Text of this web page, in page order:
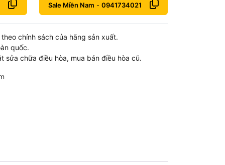
Sale Miền Nam -0941734021
chính sách của hãng sản xuất.
quốc.
sửa chữa điều hòa, mua bán điều hòa cũ.